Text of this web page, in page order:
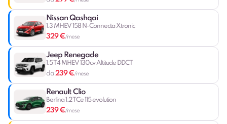
Nissan Qashqai
1.3 MHEV 158 N-Connecta Xtronic
329 €/mese
Jeep Renegade
1.5 T4 MHEV 130cv Altitude DDCT
da239 €/mese
Renault Clio
Berlina 1.2 TCe 115 evolution
239 €/mese